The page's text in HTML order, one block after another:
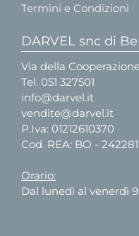
Termini e Condizioni
DARVEL snc di
Via della
Tel. 051 327501
info@darvel.it
vendite@darvel.it
P.Iva: 01212610370
Cod. REA: BO - 242281
Orario:
Dal lunedì al venerdì